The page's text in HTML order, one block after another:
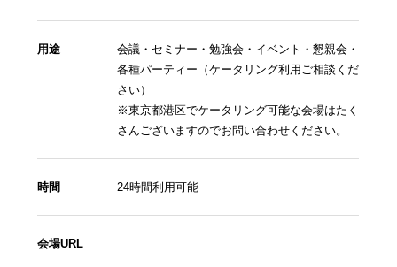
用途
会議・セミナー・勉強会・イベント・懇親会・
各種パーティー（ケータリング利用ご相談くだ
さい）
※東京都港区でケータリング可能な会場はたく
さんございますのでお問い合わせください。
時間 24時間利用可能
会場URL